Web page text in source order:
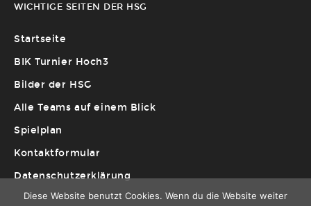
WICHTIGE SEITEN DER HSG
Startseite
BIK Turnier Hoch3
Bilder der HSG
Alle Teams auf einem Blick
Spielplan
Kontaktformular
Datenschutzerklärung
Diese Website benutzt Cookies. Wenn du die Website weiter